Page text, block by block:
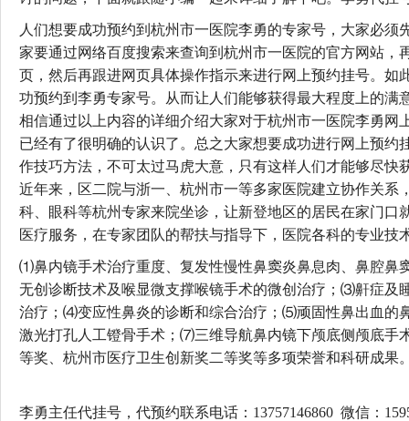
人们想要成功预约到杭州市一医院李勇的专家号，大家必须
家要通过网络百度搜索来查询到杭州市一医院的官方网站，
页，然后再跟进网页具体操作指示来进行网上预约挂号。如
功预约到李勇专家号。从而让人们能够获得最大程度上的满
相信通过以上内容的详细介绍大家对于杭州市一医院李勇网
已经有了很明确的认识了。总之大家想要成功进行网上预约
作技巧方法，不可太过马虎大意，只有这样人们才能够尽快
近年来，区二院与浙一、杭州市一等多家医院建立协作关系
科、眼科等杭州专家来院坐诊，让新登地区的居民在家门口
医疗服务，在专家团队的帮扶与指导下，医院各科的专业技
⑴鼻内镜手术治疗重度、复发性慢性鼻窦炎鼻息肉、鼻腔鼻
无创诊断技术及喉显微支撑喉镜手术的微创治疗；⑶鼾症及
治疗；⑷变应性鼻炎的诊断和综合治疗；⑸顽固性鼻出血的
激光打孔人工镫骨手术；⑺三维导航鼻内镜下颅底侧颅底手
等奖、杭州市医疗卫生创新奖二等奖等多项荣誉和科研成果
李勇主任代挂号，代预约联系电话：13757146860 微信：